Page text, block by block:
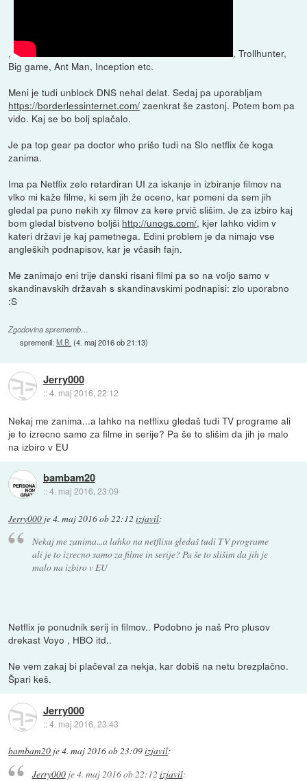
,
, Trollhunter,
Big game, Ant Man, Inception etc.
Meni je tudi unblock DNS nehal delat. Sedaj pa uporabljam
https://borderlessinternet.com/ zaenkrat še zastonj. Potem bom pa
vido. Kaj se bo bolj splačalo.
Je pa top gear pa doctor who prišo tudi na Slo netflix če koga
zanima.
Ima pa Netflix zelo retardiran UI za iskanje in izbiranje filmov na
vlko mi kaže filme, ki sem jih že oceno, kar pomeni da sem jih
gledal pa puno nekih xy filmov za kere prvič slišim. Je za izbiro kaj
bom gledal bistveno boljši http://unogs.com/, kjer lahko vidim v
kateri državi je kaj pametnega. Edini problem je da nimajo vse
angleških podnapisov, kar je včasih fajn.
Me zanimajo eni trije danski risani filmi pa so na voljo samo v
skandinavskih državah s skandinavskimi podnapisi: zlo uporabno
:S
Zgodovina sprememb…
spremenil:M.B. (4. maj 2016 ob 21:13)
Jerry000
::4. maj 2016, 22:12
Nekaj me zanima...a lahko na netflixu gledaš tudi TV programe ali
je to izrecno samo za filme in serije? Pa še to slišim da jih je malo
na izbiro v EU
bambam20
::4. maj 2016, 23:09
Jerry000 je4. maj 2016 ob 22:12 izjavil:
Nekaj me zanima...a lahko na netflixu gledaš tudi TV programe
ali je to izrecno samo za filme in serije? Pa še to slišim da jih je
malo na izbiro v EU
Netflix je ponudnik serij in filmov.. Podobno je naš Pro plusov
drekast Voyo , HBO itd..
Ne vem zakaj bi plačeval za nekja, kar dobiš na netu brezplačno.
Špari keš.
Jerry000
::4. maj 2016, 23:43
bambam20 je4. maj 2016 ob 23:09izjavil:
Jerry000je4. maj 2016 ob 22:12 izjavil: